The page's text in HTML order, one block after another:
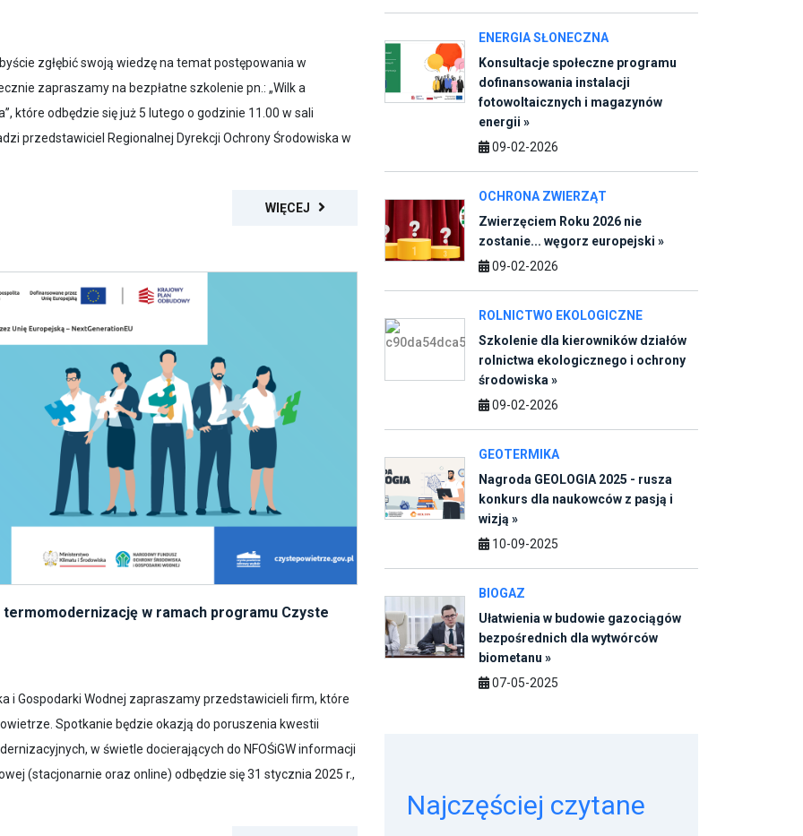
zgłębić swoją wiedzę na temat postępowania w
zapraszamy na bezpłatne szkolenie pn.: „Wilk a
które odbędzie się już 5 lutego o godzinie 11.00 w sali
przedstawiciel Regionalnej Dyrekcji Ochrony Środowiska w
WIĘCEJ
w ramach programu Czyste
i Gospodarki Wodnej zapraszamy przedstawicieli firm, które
Spotkanie będzie okazją do poruszenia kwestii
w świetle docierających do NFOŚiGW informacji
(stacjonarnie oraz online) odbędzie się 31 stycznia 2025 r.,
ENERGIA SŁONECZNA
Konsultacje społeczne programu
dofinansowania instalacji
fotowoltaicznych i magazynów
energii »
09-02-2026
OCHRONA ZWIERZĄT
Zwierzęciem Roku 2026 nie
zostanie... węgorz europejski »
09-02-2026
ROLNICTWO EKOLOGICZNE
Szkolenie dla kierowników działów
rolnictwa ekologicznego i ochrony
środowiska »
09-02-2026
GEOTERMIKA
Nagroda GEOLOGIA 2025 - rusza
konkurs dla naukowców z pasją i
wizją »
10-09-2025
BIOGAZ
Ułatwienia w budowie gazociągów
bezpośrednich dla wytwórców
biometanu »
07-05-2025
Najczęściej czytane